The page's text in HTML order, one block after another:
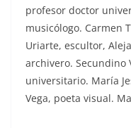
profesor doctor
musicólogo. Carmen
Uriarte, escultor,
archivero. Secundino
universitario. María
Vega, poeta visual.